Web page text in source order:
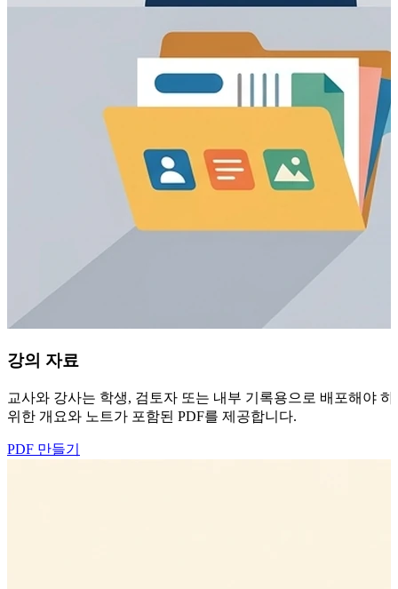
강의 자료
교사와 강사는 학생, 검토자 또는 내부 기록용으로 배포해야
위한 개요와 노트가 포함된 PDF를 제공합니다.
PDF 만들기